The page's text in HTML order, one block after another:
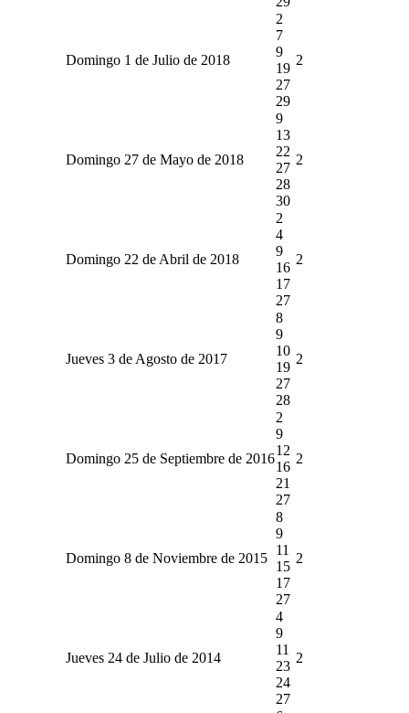
Domingo 1 de Julio de 2018
2
7
9
19
27
29
2
Domingo 27 de Mayo de 2018
9
13
22
27
28
30
2
Domingo 22 de Abril de 2018
2
4
9
16
17
27
2
Jueves 3 de Agosto de 2017
8
9
10
19
27
28
2
Domingo 25 de Septiembre de 2016
2
9
12
16
21
27
2
Domingo 8 de Noviembre de 2015
8
9
11
15
17
27
2
Jueves 24 de Julio de 2014
4
9
11
23
24
27
2